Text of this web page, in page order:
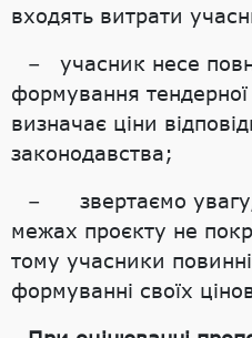
входять витрати
– учасник несе
формування тендерної
визначає ціни
законодавства;
– звертаємо
межах проєкту не
тому учасники
формуванні своїх